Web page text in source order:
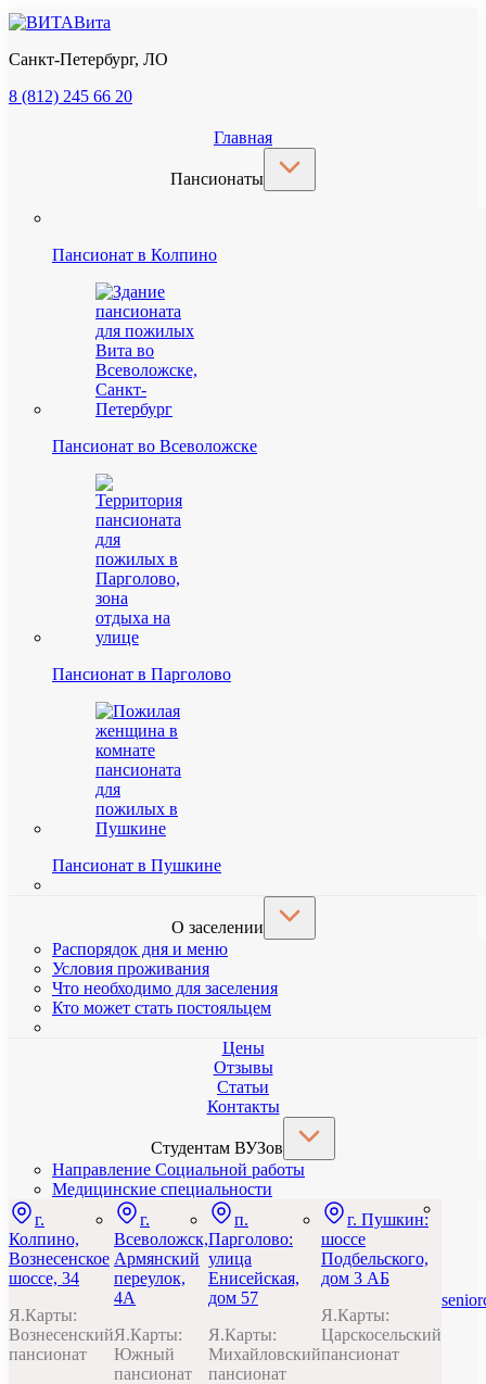
Вита
Санкт-Петербург, ЛО
8 (812) 245 66 20
Главная
Пансионаты
Пансионат в Колпино
Пансионат во Всеволожске
Пансионат в Парголово
Пансионат в Пушкине
О заселении
Распорядок дня и меню
Условия проживания
Что необходимо для заселения
Кто может стать постояльцем
Цены
Отзывы
Статьи
Контакты
Студентам ВУЗов
Направление Социальной работы
Медицинские специальности
г.
Колпино,
Вознесенское
шоссе, 34
Я.Карты:
Вознесенский
пансионат
г.
Всеволожск,
Армянский
переулок,
4А
Я.Карты:
Южный
пансионат
п.
Парголово:
улица
Енисейская,
дом 57
Я.Карты:
Михайловский
пансионат
г. Пушкин:
шоссе
Подбельского,
дом 3 АБ
Я.Карты:
Царскосельский
пансионат